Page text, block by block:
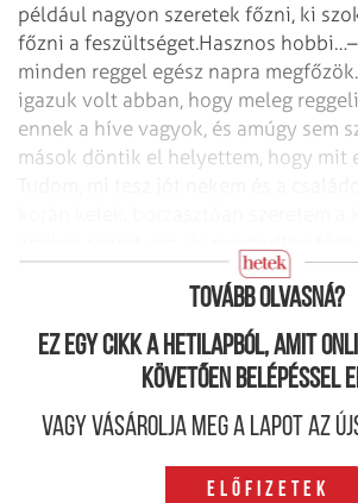
például nagyon szeretek főzni, ki
főzni a feszültséget.Hasznos hobbi…
minden reggel egész napra
igazuk volt abban, hogy meleg
ennek a híve vagyok, és amúgy sem
mások döntik el helyettem, hogy mit
rendezem a gondolataimat, és utána
Tovább olvasná?
Ez egy cikk a hetilapból, amit
követően belépéssel
Vagy vásárolja meg a lapot az
Előfizetek